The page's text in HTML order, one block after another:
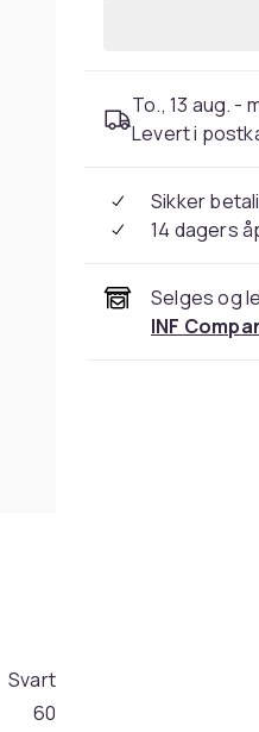
Svart
60
To., 13 aug. -
Levert i
Sikker
14 dagers
Selges og
INF